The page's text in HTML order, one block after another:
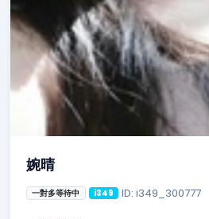
婉晴
一對多等待中 i349 ID: i349_300777